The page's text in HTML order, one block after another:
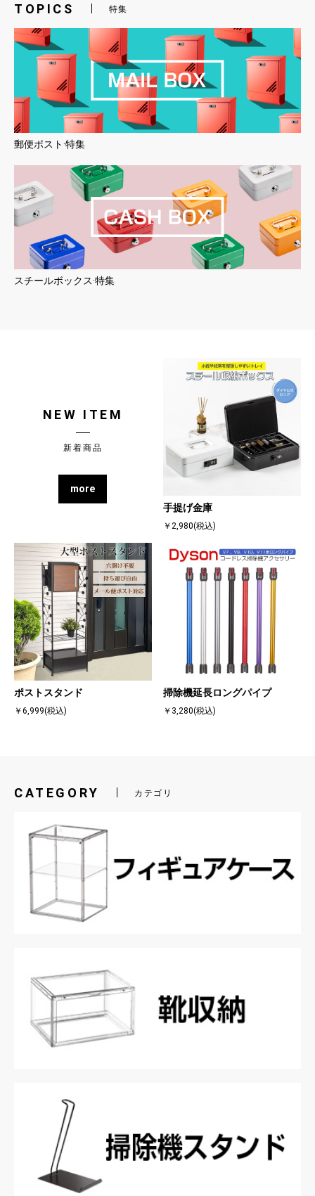
TOPICS 特集
郵便ポスト·特集
スチールボックス·特集
NEW ITEM
新着商品
more
手提げ金庫
￥2,980(税込)
ポストスタンド
￥6,999(税込)
掃除機延長ロングパイプ
￥3,280(税込)
CATEGORY カテゴリ